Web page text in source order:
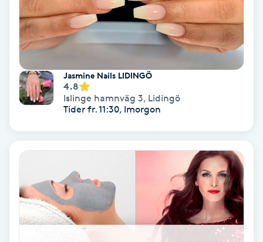
Koppningsmassage
Kosmetisk tatuering
Kostrådgivning
Kroppspeeling
Käkledsbehandling
Kärlbehandling
Jasmine Nails LIDINGÖ
4.8
Islinge hamnväg 3, Lidingö
Tider fr. 11:30, Imorgon